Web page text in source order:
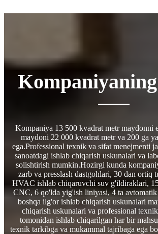
Kompaniya 13 500 kvadrat metr maydonni
maydoni 22 000 kvadrat metr va 200 ga
ega.Professional texnik va sifat menejmenti
sanoatdagi ishlab chiqarish uskunalari va
solishtirish mumkin.Hozirgi kunda
zarb va presslash dastgohlari, 30 dan ortiq
HVAC ishlab chiqaruvchi suv g'ildiraklari,
CNC, 6 qo'lda yig'ish liniyasi, 4 ta
boshqa ilg'or ishlab chiqarish uskunalari
chiqarish uskunalari va professional
tomonidan ishlab chiqarilgan har bir
texnik tarkibga va mukammal tajribaga ega